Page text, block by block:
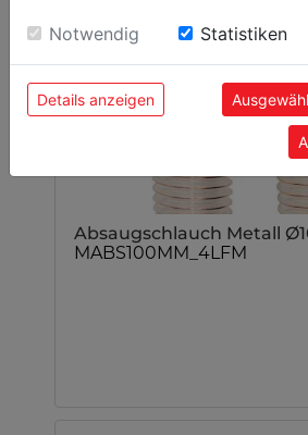
Absaugschlauch Metall
MABS100MM_4LFM
Einwilligung zu unseren Cookies.
Notwendig Statistiken
Details anzeigen